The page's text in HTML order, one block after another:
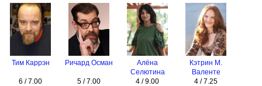
Тим Каррэн
6 / 7.00
Ричард Осман
5 / 7.00
Алёна
Селютина
4 / 9.00
Кэтрин М.
Валенте
4 / 7.25